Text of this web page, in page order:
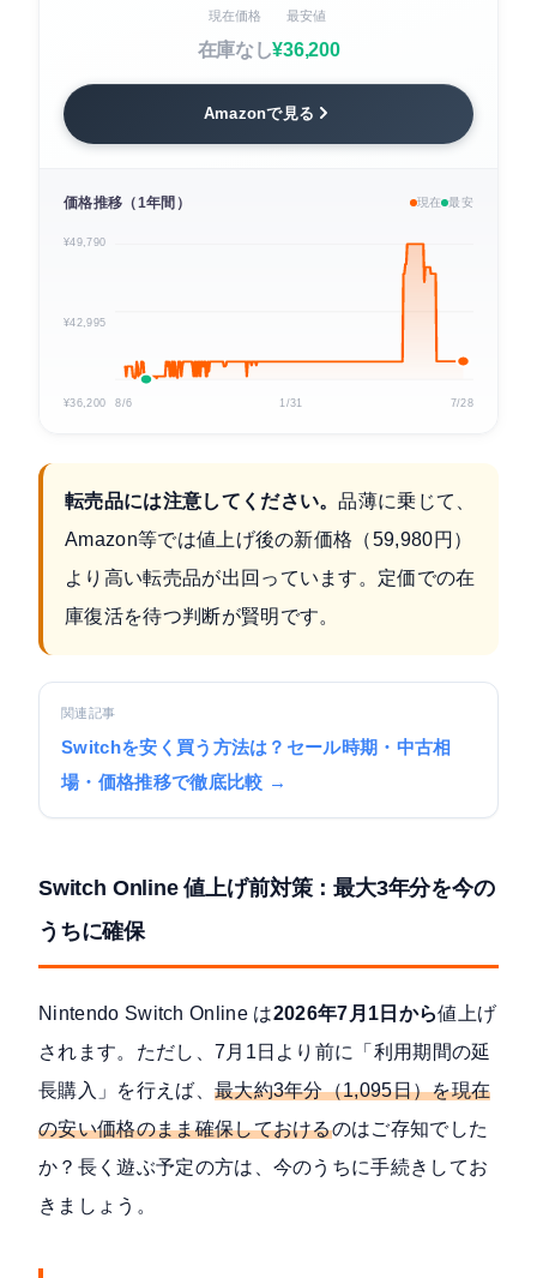
現在価格
在庫なし
最安値
¥36,200
Amazonで見る
価格推移（1年間） 現在 最安
¥49,790
¥42,995
¥36,200 8/6 1/31 7/28
転売品には注意してください。品薄に乗じて、
Amazon等では値上げ後の新価格（59,980円）
より高い転売品が出回っています。定価での在
庫復活を待つ判断が賢明です。
関連記事
Switchを安く買う方法は？セール時期・中古相
場・価格推移で徹底比較 →
Switch Online 値上げ前対策：最大3年分を今の
うちに確保
Nintendo Switch Online は2026年7月1日から値上げ
されます。ただし、7月1日より前に「利用期間の延
長購入」を行えば、 最大約3年分（1,095日）を現在
の安い価格のまま確保しておけるのはご存知でした
か？長く遊ぶ予定の方は、今のうちに手続きしてお
きましょう。